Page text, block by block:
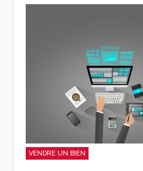
VENDRE UN BIEN